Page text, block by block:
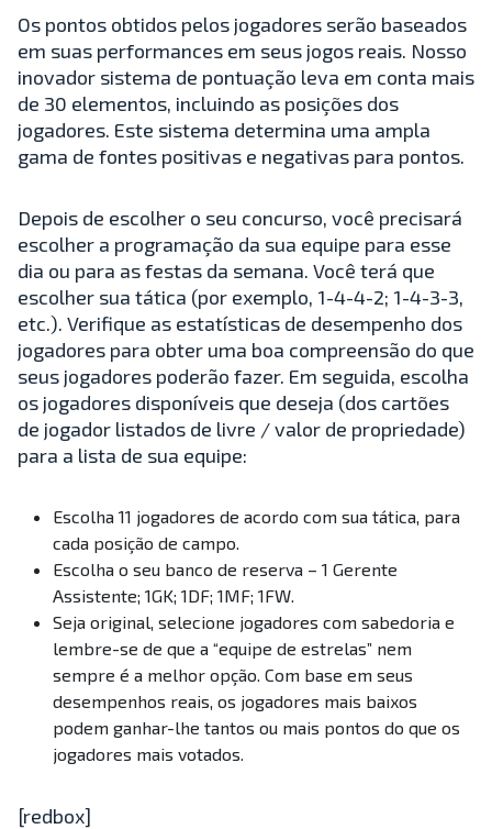
Os pontos obtidos pelos jogadores serão baseados
em suas performances em seus jogos reais. Nosso
inovador sistema de pontuação leva em conta mais
de 30 elementos, incluindo as posições dos
jogadores. Este sistema determina uma ampla
gama de fontes positivas e negativas para pontos.
Depois de escolher o seu concurso, você precisará
escolher a programação da sua equipe para esse
dia ou para as festas da semana. Você terá que
escolher sua tática (por exemplo, 1-4-4-2; 1-4-3-3,
etc.). Verifique as estatísticas de desempenho dos
jogadores para obter uma boa compreensão do que
seus jogadores poderão fazer. Em seguida, escolha
os jogadores disponíveis que deseja (dos cartões
de jogador listados de livre / valor de propriedade)
para a lista de sua equipe:
Escolha 11 jogadores de acordo com sua tática, para
cada posição de campo.
Escolha o seu banco de reserva – 1 Gerente
Assistente; 1GK; 1DF; 1MF; 1FW.
Seja original, selecione jogadores com sabedoria e
lembre-se de que a “equipe de estrelas” nem
sempre é a melhor opção. Com base em seus
desempenhos reais, os jogadores mais baixos
podem ganhar-lhe tantos ou mais pontos do que os
jogadores mais votados.
[redbox]